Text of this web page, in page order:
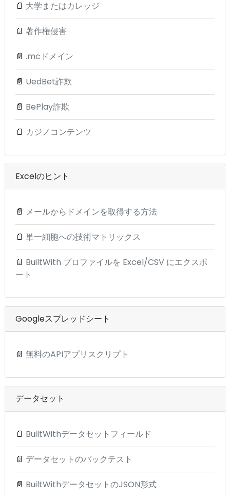
📄 大学またはカレッジ
📄 著作権侵害
📄 .mcドメイン
📄 UedBet詐欺
📄 BePlay詐欺
📄 カジノコンテンツ
Excelのヒント
📄 メールからドメインを取得する方法
📄 単一細胞への技術マトリックス
📄 BuiltWith プロファイルを Excel/CSV にエクスポ
ート
Googleスプレッドシート
📄 無料のAPIアプリスクリプト
データセット
📄 BuiltWithデータセットフィールド
📄 データセットのバックテスト
📄 BuiltWithデータセットのJSON形式